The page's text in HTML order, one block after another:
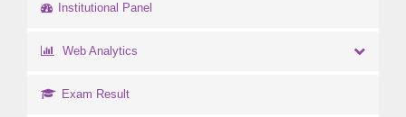
Institutional Panel
Web Analytics
Exam Result